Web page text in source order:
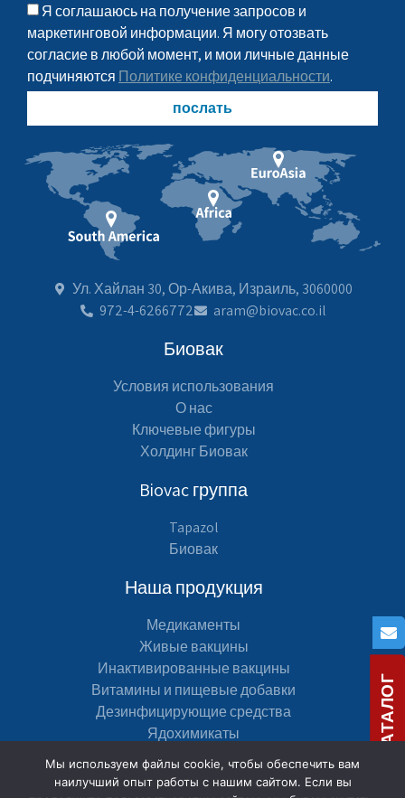
СКАЧАТЬ КАТАЛОГ
Я соглашаюсь на получение запросов и
маркетинговой информации. Я могу отозвать
согласие в любой момент, и мои личные данные
подчиняются Политике конфиденциальности.
послать
Ул. Хайлан 30, Ор-Акива, Израиль, 3060000
972-4-6266772
aram@biovac.co.il
Биовак
Условия использования
О нас
Ключевые фигуры
Холдинг Биовак
Biovac группа
Tapazol
Биовак
Наша продукция
Медикаменты
Живые вакцины
Инактивированные вакцины
Витамины и пищевые добавки
Дезинфицирующие средства
Ядохимикаты
Навигация по сайту
Мы используем файлы cookie, чтобы обеспечить вам
наилучший опыт работы с нашим сайтом. Если вы